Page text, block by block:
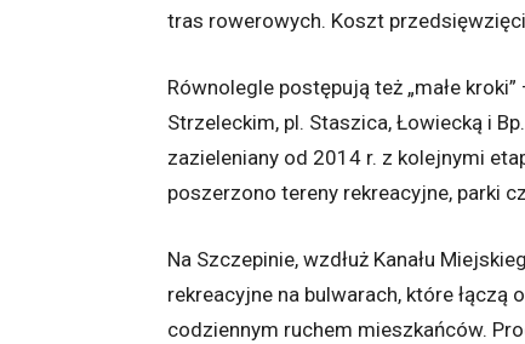
tras rowerowych. Koszt
Równolegle postępują też „małe
Strzeleckim, pl. Staszica, Łowiecką i
zazieleniany od 2014 r. z kolejnymi
poszerzono tereny rekreacyjne, parki
Na Szczepinie, wzdłuż Kanału
rekreacyjne na bulwarach, które
codziennym ruchem mieszkańców.